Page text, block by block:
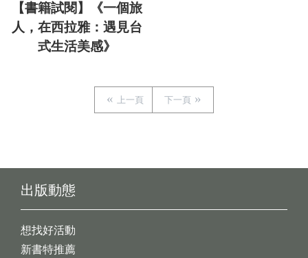
【書籍試閱】《一個旅
人，在西拉雅：遇見台
式生活美感》
上一頁 下一頁
出版動態
想找好活動
新書特推薦